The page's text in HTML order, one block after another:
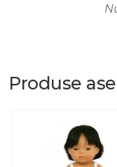
Produse